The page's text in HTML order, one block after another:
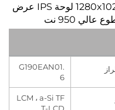
AUO 19 بوصة 1280x1024 SXGA TFT LCD لوحة IPS عرض
G190EAN01.
LCM ، a-Si TF